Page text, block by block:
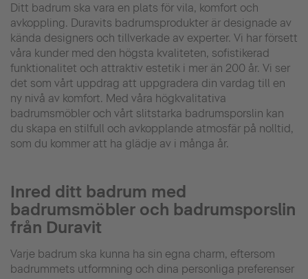
Ditt badrum ska vara en plats för vila, komfort och
avkoppling. Duravits badrumsprodukter är designade av
kända designers och tillverkade av experter. Vi har försett
våra kunder med den högsta kvaliteten, sofistikerad
funktionalitet och attraktiv estetik i mer än 200 år. Vi ser
det som vårt uppdrag att uppgradera din vardag till en
ny nivå av komfort. Med våra högkvalitativa
badrumsmöbler och vårt slitstarka badrumsporslin kan
du skapa en stilfull och avkopplande atmosfär på nolltid,
som du kommer att ha glädje av i många år.
Inred ditt badrum med
badrumsmöbler och badrumsporslin
från Duravit
Varje badrum ska kunna ha sin egna charm, eftersom
badrummets utformning och dina personliga preferenser